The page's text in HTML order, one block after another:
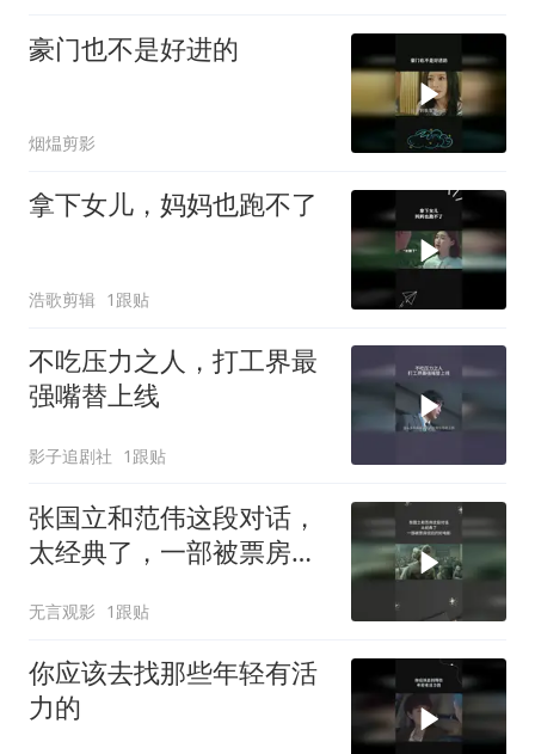
豪门也不是好进的
烟煴剪影
拿下女儿，妈妈也跑不了
浩歌剪辑 1跟贴
不吃压力之人，打工界最
强嘴替上线
影子追剧社 1跟贴
张国立和范伟这段对话，
太经典了，一部被票房低
无言观影 1跟贴
你应该去找那些年轻有活
力的